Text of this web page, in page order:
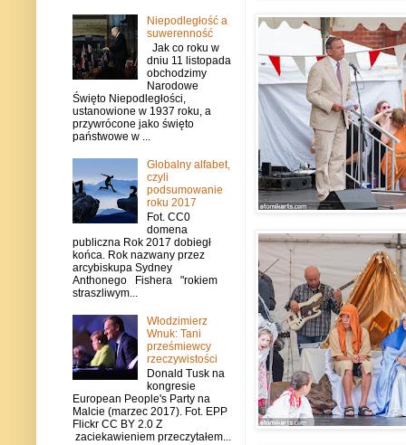
Niepodległość a
suwerenność
Jak co roku w
dniu 11 listopada
obchodzimy
Narodowe
Święto Niepodległości,
ustanowione w 1937 roku, a
przywrócone jako święto
państwowe w ...
Globalny alfabet,
czyli
podsumowanie
roku 2017
Fot. CC0
domena
publiczna Rok 2017 dobiegł
końca. Rok nazwany przez
arcybiskupa Sydney
Anthonego Fishera "rokiem
straszliwym...
Włodzimierz
Wnuk: Tani
prześmiewcy
rzeczywistości
Donald Tusk na
kongresie
European People's Party na
Malcie (marzec 2017). Fot. EPP
Flickr CC BY 2.0 Z
zaciekawieniem przeczytałem...